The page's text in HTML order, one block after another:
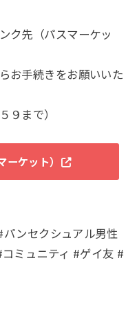
ク先（パスマーケッ
お手続きをお願いいた
９まで）
ケット）
ンセクシュアル男性
ミュニティ #ゲイ友 #